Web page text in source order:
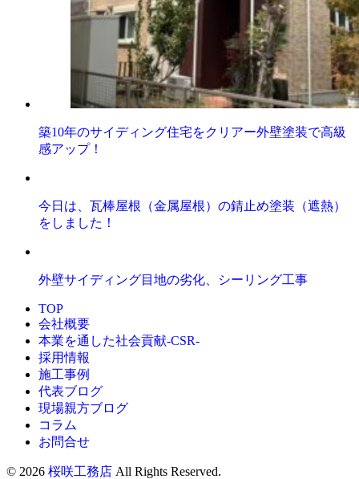
築10年のサイディング住宅をクリアー外壁塗装で高級
感アップ！
今日は、瓦棒屋根（金属屋根）の錆止め塗装（遮熱）
をしました！
外壁サイディング目地の劣化、シーリング工事
TOP
会社概要
本業を通した社会貢献-CSR-
採用情報
施工事例
代表ブログ
現場親方ブログ
コラム
お問合せ
© 2026 桜咲工務店 All Rights Reserved.